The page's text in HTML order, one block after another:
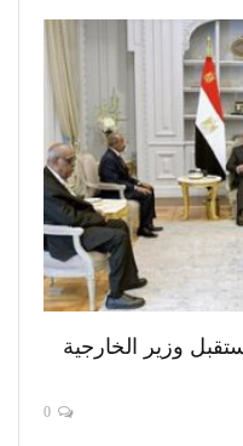
وزير الخارجية